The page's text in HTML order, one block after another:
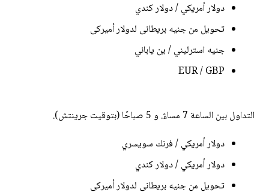
دولار أمريكي / دولار كندي
تحويل من جنيه بريطانى لدولار أميركى
جنيه استرليني / ين ياباني
EUR / GBP
التداول بين الساعة 7 مساءً. و 5 صباحًا (بتوقيت جرينتش).
دولار أمريكي / فرنك سويسري
دولار أمريكي / دولار كندي
تحويل من جنيه بريطانى لدولار أميركى